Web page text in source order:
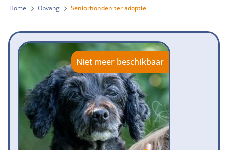
Bescherming tegen grasaren
Steun als vrijwilliger
Honden voor Honden Loop
Vraag een donatiebox aan
Vacatures
Donateursmagazine Hond
Onze successen voor honden
Nieuwsbrief
Incassodata
Home Opvang Seniorhonden ter adoptie
Niet meer beschikbaar